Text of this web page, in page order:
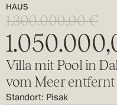
HAUS
1.300.000,00 €
Villa mit Pool in
vom Meer entfernt
Standort: Pisak